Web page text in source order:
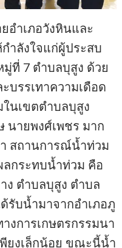
อำเภอวังหินและ
ำลังใจแก่ผู้ประสบ
ที่ 7 ตำบลบุสูง ด้วย
บรรเทาความเดือด
นเขตตำบลบุสูง
นายพงศ์เพชร มาก
า สถานการณ์น้ำท่วม
กระทบน้ำท่วม คือ
ง ตำบลบุสูง ตำบล
รับน้ำมาจากอำเภอภู
การเกษตรกรรมนา
ยงเล็กน้อย ขณะนี้น้ำ